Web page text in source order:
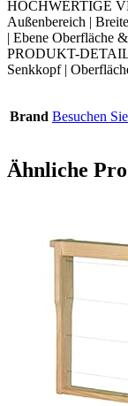
HOCHWERTIGE
Außenbereich |
| Ebene Oberfläche
PRODUKT-
Senkkopf |
Brand Besuchen
Ähnliche